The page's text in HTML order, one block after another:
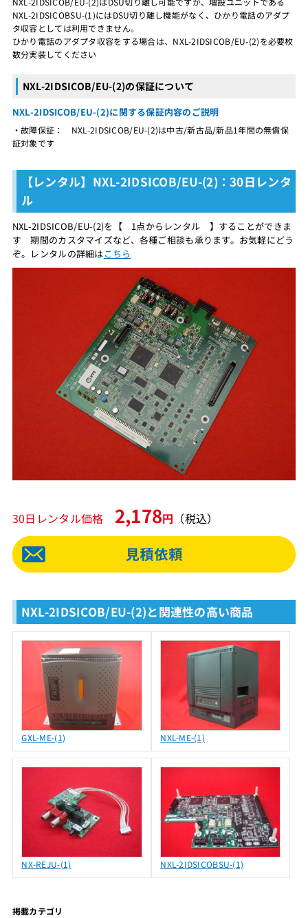
NXL-2IDSICOBSU-(1)にはDSU切り離し機能がなく、ひかり電話のアダプ
タ収容としては利用できません。
ひかり電話のアダプタ収容をする場合は、NXL-2IDSICOB/EU-(2)を必要枚
数分実装してください
NXL-2IDSICOB/EU-(2)の保証について
NXL-2IDSICOB/EU-(2)に関する保証内容のご説明
・故障保証： NXL-2IDSICOB/EU-(2)は中古/新古品/新品1年間の無償保
証対象です
【レンタル】NXL-2IDSICOB/EU-(2)：30日レンタ
ル
NXL-2IDSICOB/EU-(2)を【 1点からレンタル 】することができま
す 期間のカスタマイズなど、各種ご相談も承ります。お気軽にどう
ぞ。レンタルの詳細はこちら
30日レンタル価格 2,178円 （税込）
NXL-2IDSICOB/EU-(2)と関連性の高い商品
GXL-ME-(1) NXL-ME-(1)
NX-REJU-(1) NXL-2IDSICOBSU-(1)
掲載カテゴリ